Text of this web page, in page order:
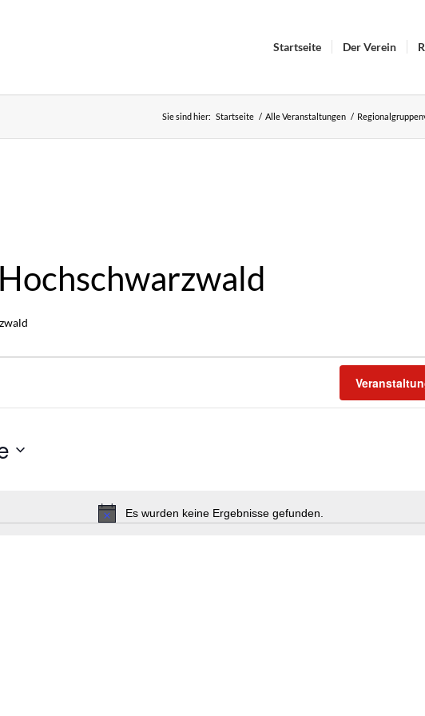
Startseite Der Verein
Sie sind hier: Startseite / Alle Veranstaltungen /
Hinweis
Es wurden keine Ergebnisse gefunden.